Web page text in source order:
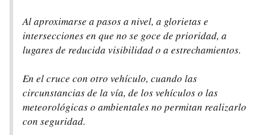
Al aproximarse a pasos a nivel, a glorietas e
intersecciones en que no se goce de prioridad, a
lugares de reducida visibilidad o a estrechamientos.
En el cruce con otro vehículo, cuando las
circunstancias de la vía, de los vehículos o las
meteorológicas o ambientales no permitan realizarlo
con seguridad.